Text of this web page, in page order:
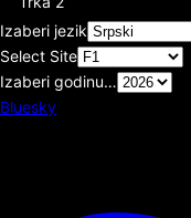
Izaberi jezik
Select Site
Izaberi godinu…
Bluesky